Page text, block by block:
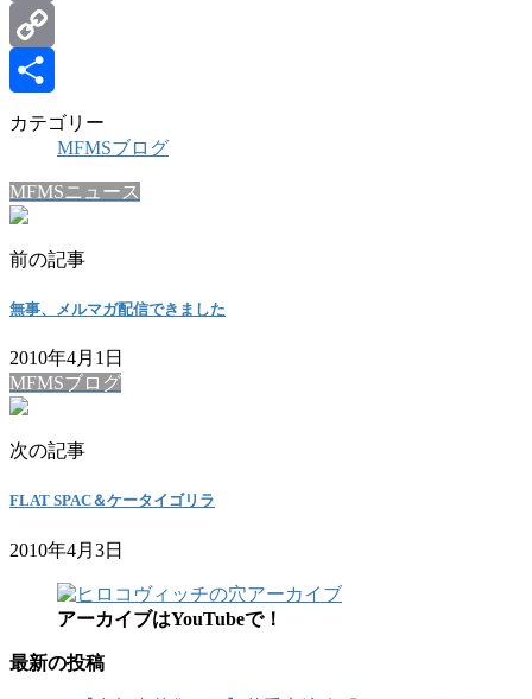
Email
Copy
Link
共
カテゴリー
MFMSブログ
MFMSニュース
前の記事
無事、メルマガ配信できました
2010年4月1日
MFMSブログ
次の記事
FLAT SPAC＆ケータイゴリラ
2010年4月3日
アーカイブはYouTubeで！
最新の投稿